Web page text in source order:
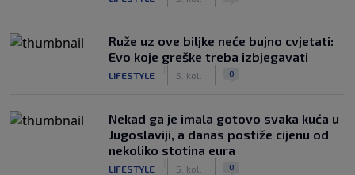
Ruže uz ove biljke neće bujno cvjetati:
Evo koje greške treba izbjegavati
LIFESTYLE 5. kol. 0
Nekad ga je imala gotovo svaka kuća u
Jugoslaviji, a danas postiže cijenu od
nekoliko stotina eura
LIFESTYLE 5. kol. 0